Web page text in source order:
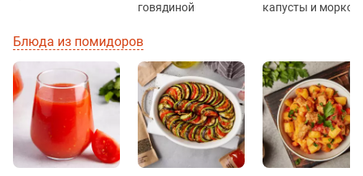
говядиной
капусты и
Блюда из помидоров